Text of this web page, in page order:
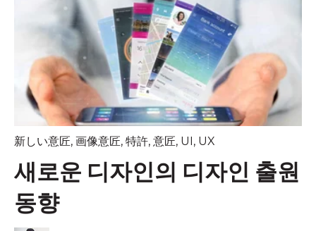
新しい意匠, 画像意匠, 特許, 意匠, UI , UX
새로운 디자인의 디자인 출원
동향